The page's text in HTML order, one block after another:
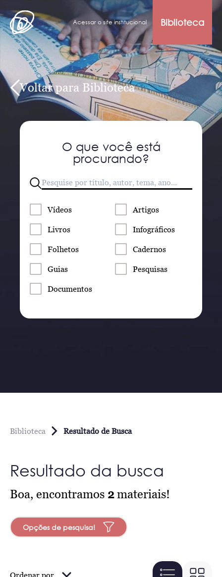
Acessar o site institucional Biblioteca
Voltar para Biblioteca
O que você está
procurando?
Vídeos Artigos
Livros Infográficos
Folhetos Cadernos
Guias Pesquisas
Documentos
Biblioteca Resultado de Busca
Resultado da busca
Boa, encontramos 2materiais!
Opções de pesquisa!
Ordenar por